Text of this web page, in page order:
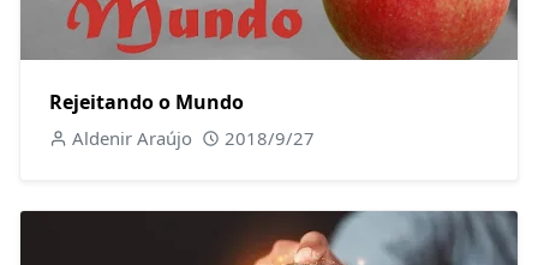
Rejeitando o Mundo
Aldenir Araújo 2018/9/27